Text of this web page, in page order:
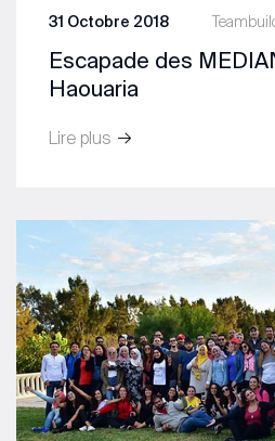
31 Octobre 2018
Escapade des
Haouaria
Lire plus